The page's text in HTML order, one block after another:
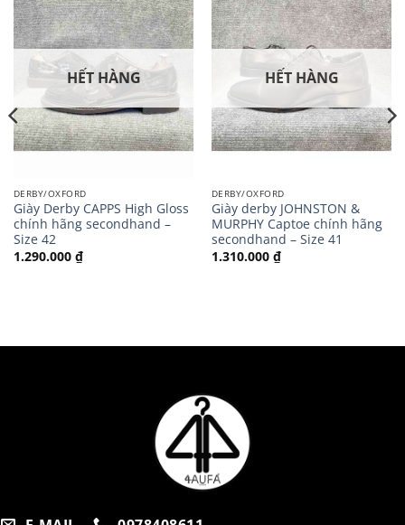
HẾT HÀNG
DERBY/OXFORD
Giày Derby CAPPS High Gloss
chính hãng secondhand –
Size 42
1.290.000 ₫
HẾT HÀNG
DERBY/OXFORD
Giày derby JOHNSTON &
MURPHY Captoe chính hãng
secondhand – Size 41
1.310.000 ₫